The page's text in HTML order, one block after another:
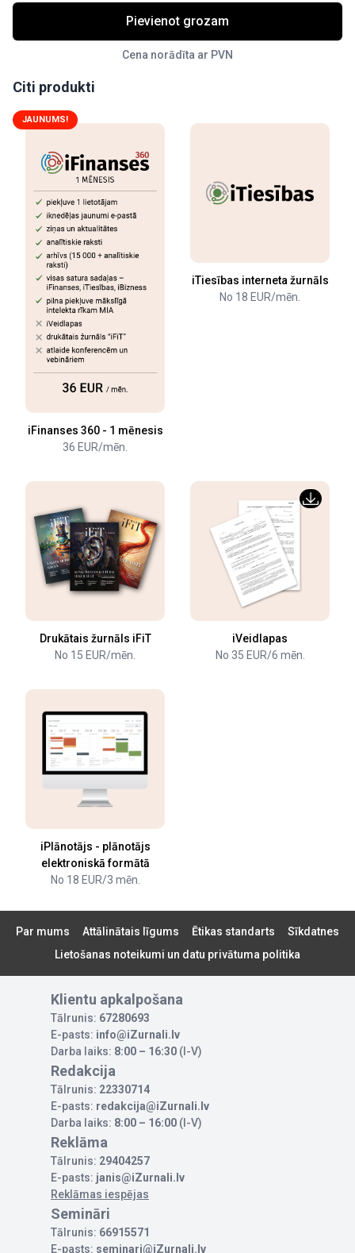
Pievienot grozam
Cena norādīta ar PVN
Citi produkti
JAUNUMS!
iFinanses 360 - 1 mēnesis
36 EUR/mēn.
iTiesības interneta žurnāls
No 18 EUR/mēn.
Drukātais žurnāls iFiT
No 15 EUR/mēn.
iVeidlapas
No 35 EUR/6 mēn.
iPlānotājs - plānotājs
elektroniskā formātā
No 18 EUR/3 mēn.
Par mums Attālinātais līgums Ētikas standarts
Sīkdatnes
Lietošanas noteikumi un datu privātuma politika
Klientu apkalpošana
Tālrunis: 67280693
E-pasts: info@iZurnali.lv
Darba laiks: 8:00 – 16:30 (I-V)
Redakcija
Tālrunis: 22330714
E-pasts: redakcija@iZurnali.lv
Darba laiks: 8:00 – 16:00 (I-V)
Reklāma
Tālrunis: 29404257
E-pasts: janis@iZurnali.lv
Reklāmas iespējas
Semināri
Tālrunis: 66915571
E-pasts: seminari@iZurnali.lv